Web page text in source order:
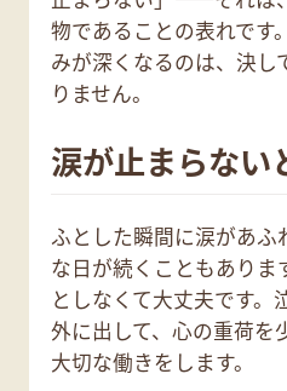
物であることの表れです
みが深くなるのは、決し
りません。
涙が止まらない
ふとした瞬間に涙があふ
な日が続くこともありま
としなくて大丈夫です。
外に出して、心の重荷を
大切な働きをします。